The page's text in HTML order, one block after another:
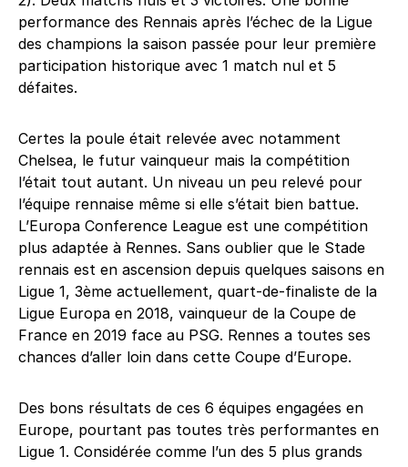
performance des Rennais après l’échec de la Ligue
des champions la saison passée pour leur première
participation historique avec 1 match nul et 5
défaites.
Certes la poule était relevée avec notamment
Chelsea, le futur vainqueur mais la compétition
l’était tout autant. Un niveau un peu relevé pour
l’équipe rennaise même si elle s’était bien battue.
L’Europa Conference League est une compétition
plus adaptée à Rennes. Sans oublier que le Stade
rennais est en ascension depuis quelques saisons en
Ligue 1, 3ème actuellement, quart-de-finaliste de la
Ligue Europa en 2018, vainqueur de la Coupe de
France en 2019 face au PSG. Rennes a toutes ses
chances d’aller loin dans cette Coupe d’Europe.
Des bons résultats de ces 6 équipes engagées en
Europe, pourtant pas toutes très performantes en
Ligue 1. Considérée comme l’un des 5 plus grands